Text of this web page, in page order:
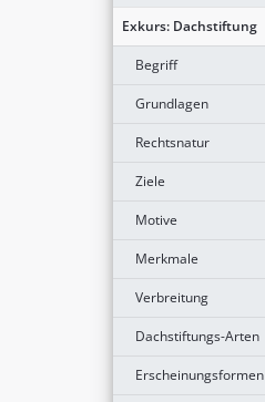
Exkurs: Dachstiftung
Begriff
Grundlagen
Rechtsnatur
Ziele
Motive
Merkmale
Verbreitung
Dachstiftungs-Arten
Erscheinungsformen